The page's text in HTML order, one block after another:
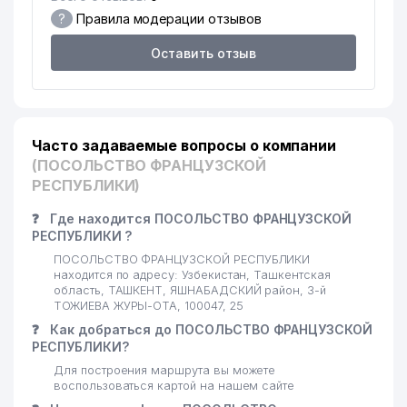
17 TOP IMAGE MEDIA ЧП
ACADEMY OF INFORMATION
TECHNOLOGIES STEP ООО
МИНИСТРОВ РЕСПУБЛИКИ
УЗБЕКИСТАН
20 BLS TAS ООО
21
ИНСТИТУТ ИММУНОЛОГИИ И
ГЕНОМИКИ ЧЕЛОВЕКА АН РУз
22
ЦЕНТР РАЗВИТИЯ ВЫСШЕГО И
СРЕДНЕГО СПЕЦИАЛЬНОГО
ОБРАЗОВАНИЯ ООО
156 м
ВОЕННАЯ ПРОКУРАТУРА
РЕСПУБЛИКИ УЗБЕКИСТАН
ВОЕННАЯ ПРОКУРАТУРА г.
? Правила модерации отзывов
Оставить отзыв
Часто задаваемые вопросы о компании
(ПОСОЛЬСТВО ФРАНЦУЗСКОЙ
РЕСПУБЛИКИ)
❓
Где находится ПОСОЛЬСТВО ФРАНЦУЗСКОЙ
РЕСПУБЛИКИ ?
ПОСОЛЬСТВО ФРАНЦУЗСКОЙ РЕСПУБЛИКИ
находится по адресу: Узбекистан, Ташкентская
область, ТАШКЕНТ, ЯШНАБАДСКИЙ район, 3-й
ТОЖИЕВА ЖУРЫ-ОТА, 100047, 25
❓
Как добраться до ПОСОЛЬСТВО ФРАНЦУЗСКОЙ
РЕСПУБЛИКИ?
Для построения маршрута вы можете
воспользоваться картой на нашем сайте